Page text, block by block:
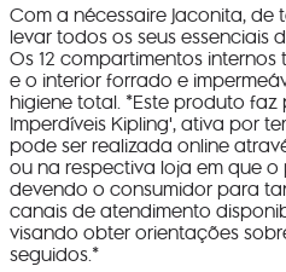
Com a nécessaire Jaconita,
levar todos os seus essenciais
Os 12 compartimentos
e o interior forrado e
higiene total. *Este produto
Imperdíveis Kipling', ativa por
pode ser realizada online
ou na respectiva loja em que
devendo o consumidor para
canais de atendimento
visando obter orientações
seguidos.*